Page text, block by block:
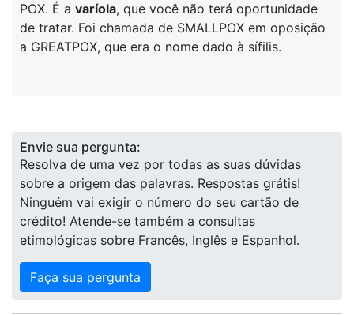
POX. É a varíola, que você não terá oportunidade
de tratar. Foi chamada de SMALLPOX em oposição
a GREATPOX, que era o nome dado à sífilis.
Envie sua pergunta:
Resolva de uma vez por todas as suas dúvidas
sobre a origem das palavras. Respostas grátis!
Ninguém vai exigir o número do seu cartão de
crédito! Atende-se também a consultas
etimológicas sobre Francês, Inglês e Espanhol.
Faça sua pergunta